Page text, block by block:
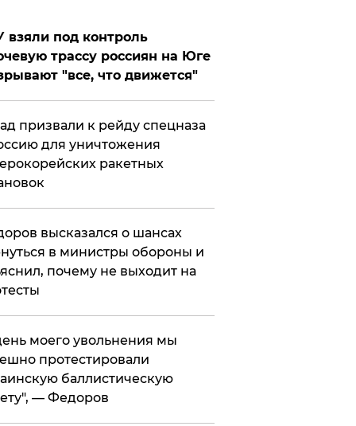
взяли под контроль
трассу россиян на Юге
"все, что движется"
призвали к рейду спецназа
для уничтожения
ракетных
высказался о шансах
в министры обороны и
почему не выходит на
моего увольнения мы
протестировали
баллистическую
— Федоров